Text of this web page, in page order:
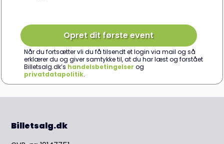
Når du fortsætter vli du få tilsendt et login via mail og så
erklærer du og giver samtykke til, at du har læst og forstået
Billetsalg.dk’s handelsbetingelser og
privatdatapolitik.
Billetsalg.dk